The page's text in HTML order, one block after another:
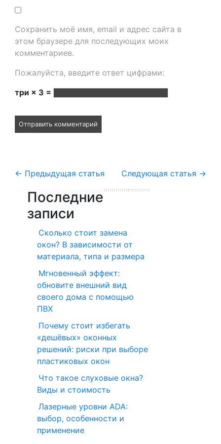
Сохранить моё имя, email и адрес сайта в
этом браузере для последующих моих
комментариев.
Пожалуйста, введите ответ цифрами:
три × 3 =
← Предыдущая статья Следующая статья →
Последние
записи
Сколько стоит замена
окон? В зависимости от
материала, типа и размера
Мгновенный эффект:
обновите внешний вид
своего дома с помощью
ПВХ
Почему стоит избегать
«дешёвых» оконных
решений: риски при выборе
пластиковых окон
Что такое слуховые окна?
Виды и стоимость
Лазерные уровни ADA:
выбор, особенности и
применение